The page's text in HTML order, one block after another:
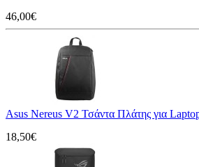
46,00€
Asus Nereus V2 Τσάντα Πλάτης για
18,50€